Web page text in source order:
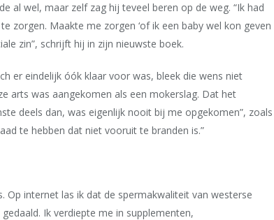
al wel, maar zelf zag hij teveel beren op de weg. “Ik had
zorgen. Maakte me zorgen ‘of ik een baby wel kon geven
zin”, schrijft hij in zijn nieuwste boek.
er eindelijk óók klaar voor was, bleek die wens niet
arts was aangekomen als een mokerslag. Dat het
deels dan, was eigenlijk nooit bij me opgekomen”, zoals
te hebben dat niet vooruit te branden is.”
Op internet las ik dat de spermakwaliteit van westerse
Ik verdiepte me in supplementen,